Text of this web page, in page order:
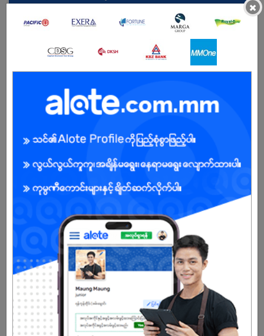
အခွင့်အရေးရှိသူ : ကျား/မ
သက်တမ်းကုန်သွားပါပြီ
အကောင့်မရှိသေးဘူးလား?
မှတ်ပုံတင်မယ်
×